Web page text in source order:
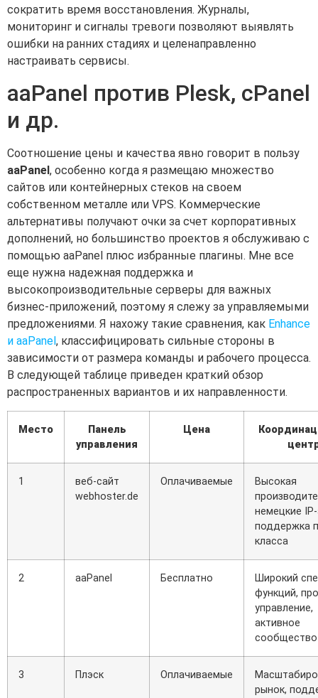
сократить время восстановления. Журналы,
мониторинг и сигналы тревоги позволяют выявлять
ошибки на ранних стадиях и целенаправленно
настраивать сервисы.
aaPanel против Plesk, cPanel
и др.
Соотношение цены и качества явно говорит в пользу
aaPanel, особенно когда я размещаю множество
сайтов или контейнерных стеков на своем
собственном металле или VPS. Коммерческие
альтернативы получают очки за счет корпоративных
дополнений, но большинство проектов я обслуживаю с
помощью aaPanel плюс избранные плагины. Мне все
еще нужна надежная поддержка и
высокопроизводительные серверы для важных
бизнес-приложений, поэтому я слежу за управляемыми
предложениями. Я нахожу такие сравнения, как Enhance
и aaPanel, классифицировать сильные стороны в
зависимости от размера команды и рабочего процесса.
В следующей таблице приведен краткий обзор
распространенных вариантов и их направленности.
Место
Панель
управления
Цена
1
веб-сайт
webhoster.de
Оплачиваемые
Высокая
немецкие
поддержка
класса
2 aaPanel Бесплатно
Широкий
функций,
управление,
активное
сообщество
3 Плэск Оплачиваемые
рынок,